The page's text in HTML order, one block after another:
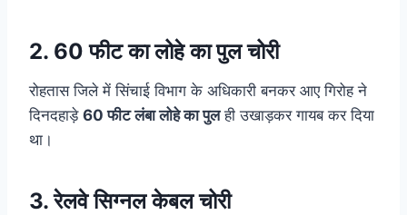
2. 60 फीट का लोहे का पुल चोरी
रोहतास जिले में सिंचाई विभाग के अधिकारी बनकर आए गिरोह ने
दिनदहाड़े 60 फीट लंबा लोहे का पुलही उखाड़कर गायब कर दिया
था।
3. रेलवे सिग्नल केबल चोरी